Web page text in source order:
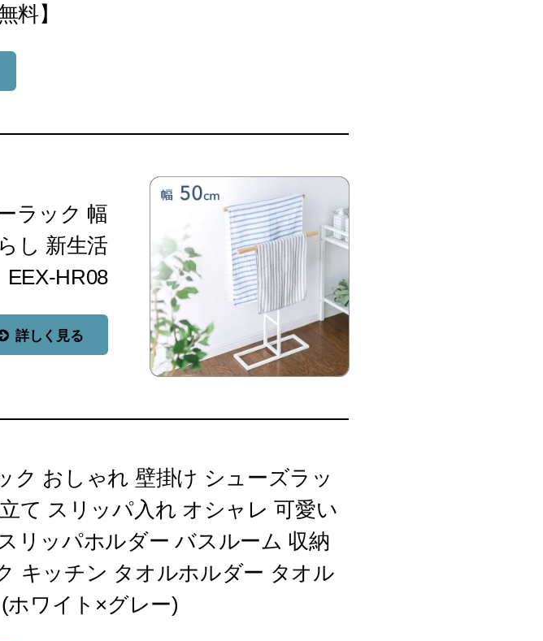
料】
ラック 幅
し 新生活
HR08
詳しく見る
ク おしゃれ 壁掛け シューズラッ
て スリッパ入れ オシャレ 可愛い
リッパホルダー バスルーム 収納
キッチン タオルホルダー タオル
ホワイト×グレー)